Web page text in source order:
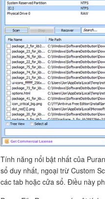
Tính năng nổi bật nhất của
sổ duy nhất, ngoại trừ Custom
các tab hoặc cửa sổ. Điều này